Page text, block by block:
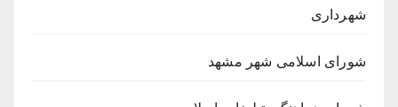
شهرداری
شورای اسلامی شهر مشهد